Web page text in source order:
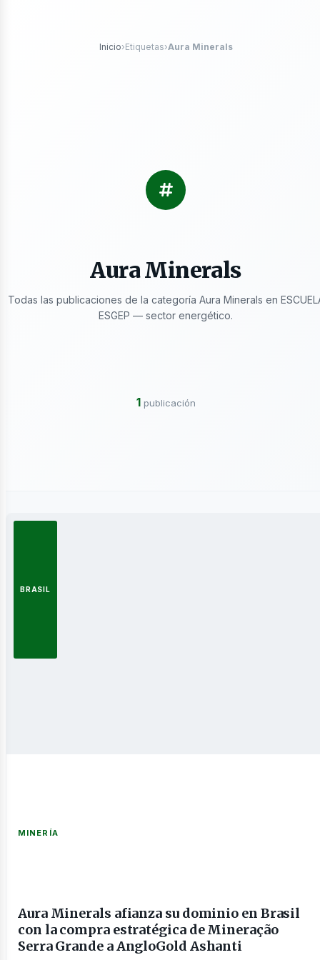
Inicio›Etiquetas›Aura Minerals
Aura Minerals
Todas las publicaciones de la categoría Aura Minerals en
ESGEP — sector energético.
1 publicación
BRASIL
MINERÍA
Aura Minerals afianza su dominio en Brasil
con la compra estratégica de Mineração
Serra Grande a AngloGold Ashanti